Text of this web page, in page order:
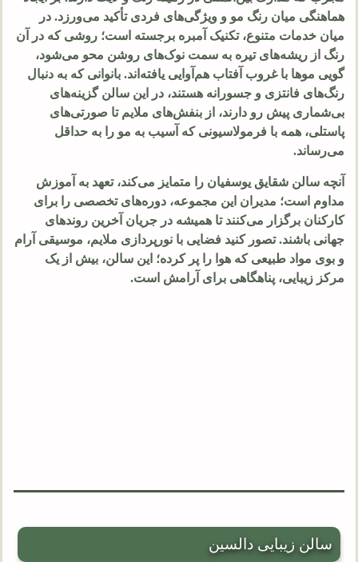
هماهنگی میان رنگ مو و ویژگی‌های فردی تأکید می‌ورزد. در
میان خدمات متنوع، تکنیک آمبره برجسته است؛ روشی که در آن
رنگ از ریشه‌های تیره به سمت نوک‌های روشن محو می‌شود،
گویی موها با غروب آفتاب هم‌آوایی یافته‌اند. بانوانی که به دنبال
رنگ‌های فانتزی و جسورانه هستند، در این سالن گزینه‌های
بی‌شماری پیش رو دارند، از بنفش‌های ملایم تا صورتی‌های
پاستلی، همه با فرمولاسیونی که آسیب به مو را به حداقل
می‌رساند.
آنچه سالن شقایق یوسفیان را متمایز می‌کند، تعهد به آموزش
مداوم است؛ مدیران این مجموعه، دوره‌های تخصصی را برای
کارکنان برگزار می‌کنند تا همیشه در جریان آخرین روندهای
جهانی باشند. تصور کنید فضایی با نورپردازی ملایم، موسیقی آرام
و بوی مواد طبیعی که هوا را پر کرده؛ این سالن، بیش از یک
مرکز زیبایی، پناهگاهی برای آرامش است.
سالن زیبایی دالسین